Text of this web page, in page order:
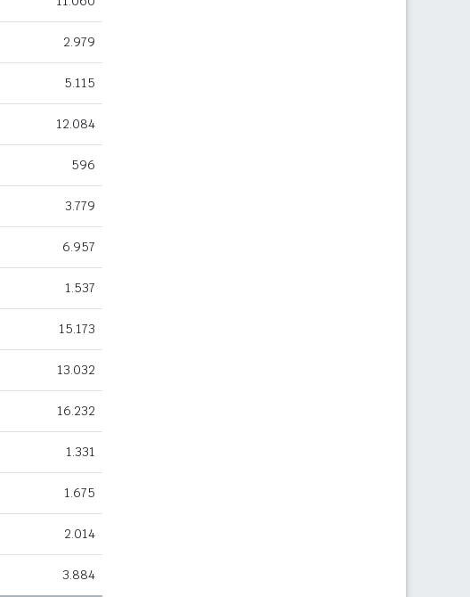
2.979
5.115
12.084
596
3.779
6.957
1.537
15.173
13.032
16.232
1.331
1.675
2.014
3.884